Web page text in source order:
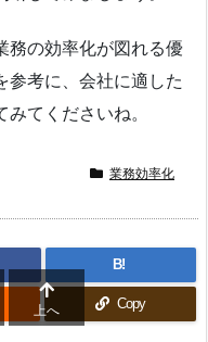
務の効率化が図れる優
参考に、会社に適した
てくださいね。
業務効率化
B!
Copy
上へ